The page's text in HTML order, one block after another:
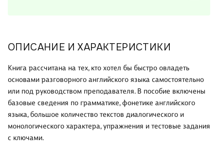
ОПИСАНИЕ И ХАРАКТЕРИСТИКИ
Книга рассчитана на тех, кто хотел бы быстро овладеть
основами разговорного английского языка самостоятельно
или под руководством преподавателя. В пособие включены
базовые сведения по грамматике, фонетике английского
языка, большое количество текстов диалогического и
монологического характера, упражнения и тестовые задания
с ключами.